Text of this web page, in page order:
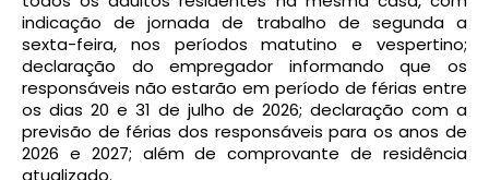
indicação de jornada de trabalho de segunda a
sexta-feira, nos períodos matutino e vespertino;
declaração do empregador informando que os
responsáveis não estarão em período de férias entre
os dias 20 e 31 de julho de 2026; declaração com a
previsão de férias dos responsáveis para os anos de
2026 e 2027; além de comprovante de residência
atualizado.